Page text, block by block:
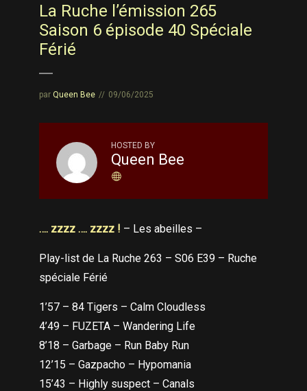
La Ruche l’émission 265
Saison 6 épisode 40 Spéciale
Férié
par Queen Bee 09/06/2025
HOSTED BY
Queen Bee
…. zzzz …. zzzz ! – Les abeilles –
Play-list de La Ruche 263 – S06 E39 – Ruche
spéciale Férié
1’57 – 84 Tigers – Calm Cloudless
4’49 – FUZETA – Wandering Life
8’18 – Garbage – Run Baby Run
12’15 – Gazpacho – Hypomania
15’43 – Highly suspect – Canals